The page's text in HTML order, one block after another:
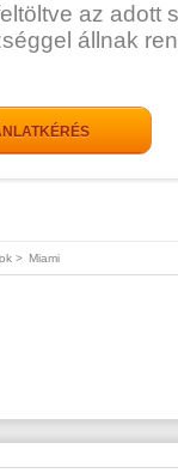
az adott
állnak
> Miami